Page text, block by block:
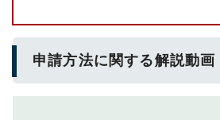
申請方法に関する解説動画